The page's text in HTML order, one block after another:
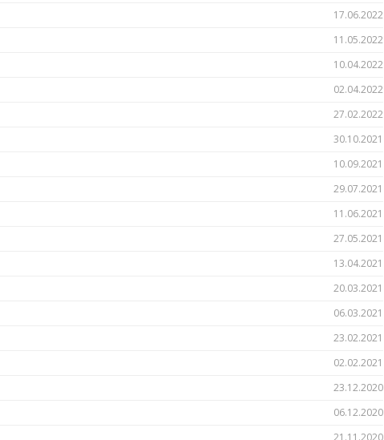
17.06.2022
11.05.2022
10.04.2022
02.04.2022
27.02.2022
30.10.2021
10.09.2021
29.07.2021
11.06.2021
27.05.2021
13.04.2021
20.03.2021
06.03.2021
23.02.2021
02.02.2021
23.12.2020
06.12.2020
21.11.2020